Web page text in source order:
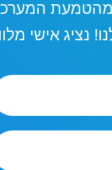
נציג אישי